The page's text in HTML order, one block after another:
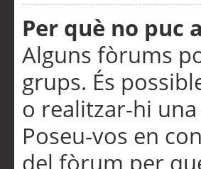
Per què no puc
Alguns fòrums
grups. És
o realitzar-hi
Poseu-vos en
del fòrum per